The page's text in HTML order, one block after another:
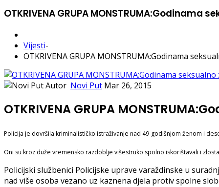
OTKRIVENA GRUPA
Vijesti-
OTKRIVENA GRUPA MONSTRUMA:Godinama
Autor Novi Put Mar 26, 2015
OTKRIVENA GRUPA
Policija je dovršila kriminalističko istraživanje nad 49-godišnjom ženom i
Oni su kroz duže vremensko razdoblje višestruko spolno iskorištavali i
Policijski službenici Policijske uprave varaždinske u
nad više osoba vezano uz kaznena djela protiv spolne